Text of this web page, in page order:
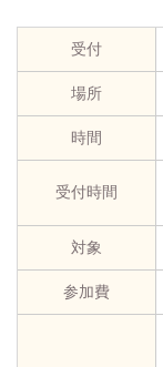
受付
場所
時間
受付時間
対象
参加費